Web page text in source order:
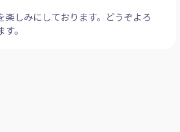
楽しみにしております。どうぞよろ
。